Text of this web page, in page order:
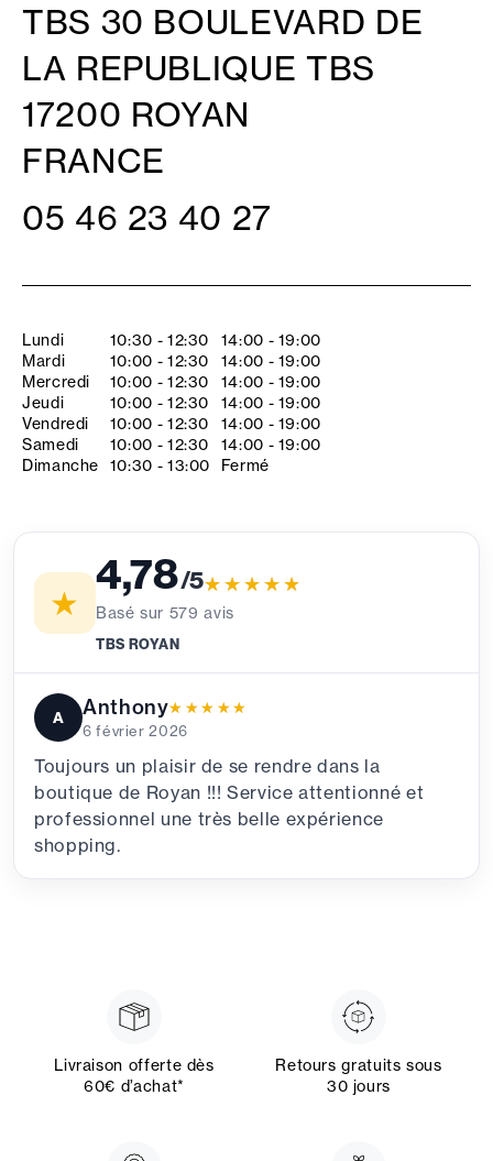
TBS 30 BOULEVARD DE
LA REPUBLIQUE TBS
17200 ROYAN
FRANCE
05 46 23 40 27
Lundi
Mardi
Mercredi
Jeudi
Vendredi
Samedi
Dimanche
10:30 - 12:30
10:00 - 12:30
10:00 - 12:30
10:00 - 12:30
10:00 - 12:30
10:00 - 12:30
10:30 - 13:00
14:00 - 19:00
14:00 - 19:00
14:00 - 19:00
14:00 - 19:00
14:00 - 19:00
14:00 - 19:00
Fermé
★
4,78/5★★★★★
★★★★★
Basé sur 579 avis
TBS ROYAN
A Anthony★★★★★
★★★★★
6 février 2026
Toujours un plaisir de se rendre dans la
boutique de Royan !!! Service attentionné et
professionnel une très belle expérience
shopping.
Livraison offerte dès
60€ d’achat*
Retours gratuits sous
30 jours